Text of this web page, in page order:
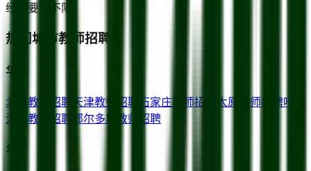
经验要求
不限
热门城市教师招聘
华北
北京 教师招聘 天津教师招聘 石家庄教师招聘 太原 教师招聘呼和
浩特 教师招聘 鄂尔多斯 教师招聘
华东